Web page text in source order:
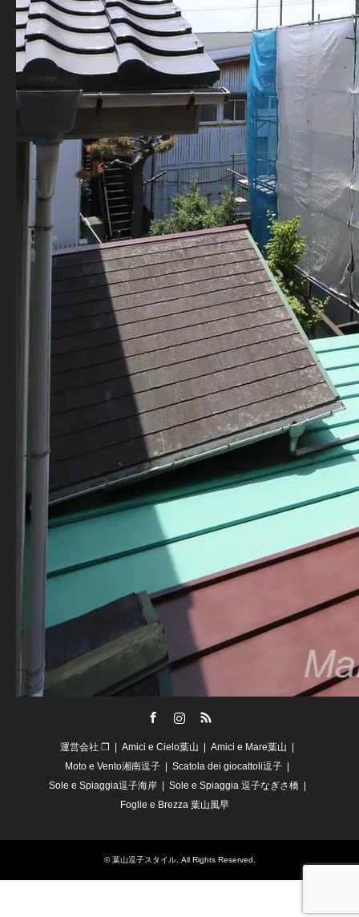
運営会社 ❐ Amici e Cielo葉山
Amici e Mare葉山
Moto e Vento湘南逗子
Scatola dei giocattoli逗子
Sole e Spiaggia逗子海岸
Sole e Spiaggia 逗子なぎさ橋
Foglie e Brezza 葉山風早
©葉山逗子スタイル. All Rights Reserved.